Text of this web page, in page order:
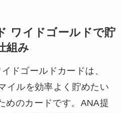
ワイドゴールドで貯
組み
ドゴールドカードは、
イルを効率よく貯めたい
めのカードです。ANA提